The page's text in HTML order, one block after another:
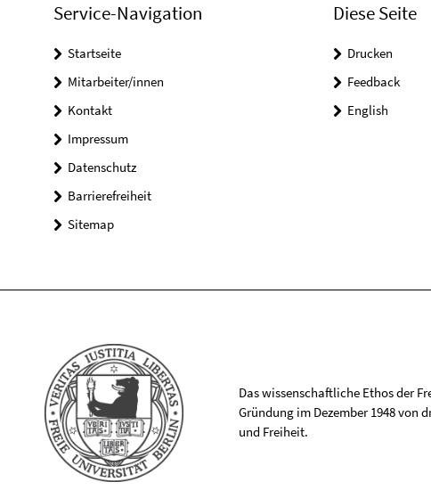
Service-Navigation
Startseite
Mitarbeiter/innen
Kontakt
Impressum
Datenschutz
Barrierefreiheit
Sitemap
Diese Seite
Drucken
Feedback
English
Das wissenschaftliche Ethos der
Gründung im Dezember 1948 von
und Freiheit.